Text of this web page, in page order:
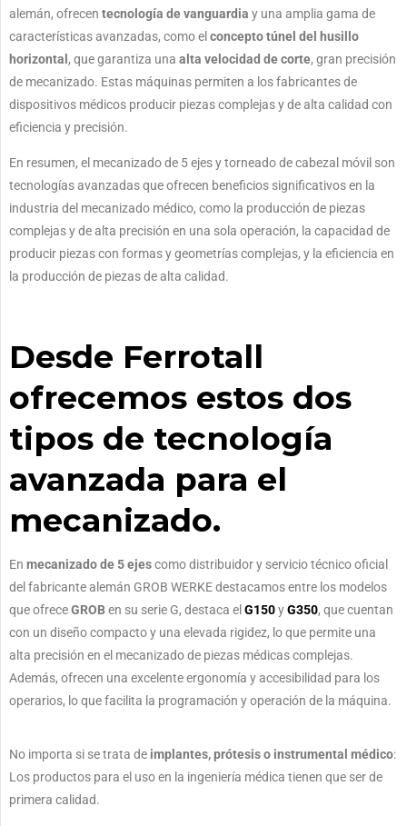
alemán, ofrecen tecnología de vanguardia y una amplia gama de
características avanzadas, como el concepto túnel del husillo
horizontal , que garantiza una alta velocidad de corte, gran precisión
de mecanizado. Estas máquinas permiten a los fabricantes de
dispositivos médicos producir piezas complejas y de alta calidad con
eficiencia y precisión.
En resumen, el mecanizado de 5 ejes y torneado de cabezal móvil son
tecnologías avanzadas que ofrecen beneficios significativos en la
industria del mecanizado médico, como la producción de piezas
complejas y de alta precisión en una sola operación, la capacidad de
producir piezas con formas y geometrías complejas, y la eficiencia en
la producción de piezas de alta calidad.
Desde Ferrotall
ofrecemos estos dos
tipos de tecnología
avanzada para el
mecanizado.
En mecanizado de 5 ejescomo distribuidor y servicio técnico oficial
del fabricante alemán GROB WERKE destacamos entre los modelos
que ofreceGROBen su serie G, destaca el G150yG350, que cuentan
con un diseño compacto y una elevada rigidez, lo que permite una
alta precisión en el mecanizado de piezas médicas complejas.
Además, ofrecen una excelente ergonomía y accesibilidad para los
operarios, lo que facilita la programación y operación de la máquina.
No importa si se trata de implantes, prótesis o instrumental médico:
Los productos para el uso en la ingeniería médica tienen que ser de
primera calidad.